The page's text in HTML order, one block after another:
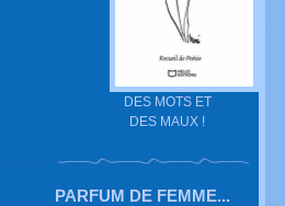
DES MOTS ET
DES MAUX !
PARFUM DE FEMME...